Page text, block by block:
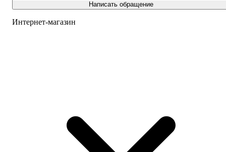
Написать обращение
Интернет-магазин